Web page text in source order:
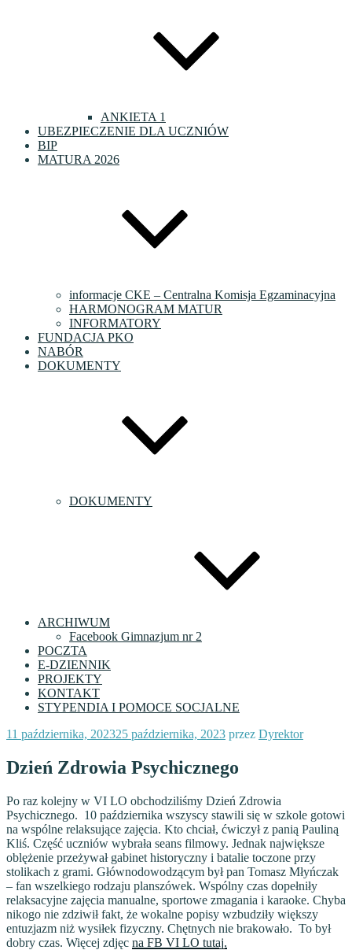
ANKIETA 1
UBEZPIECZENIE DLA UCZNIÓW
BIP
MATURA 2026
informacje CKE – Centralna Komisja Egzaminacyjna
HARMONOGRAM MATUR
INFORMATORY
FUNDACJA PKO
NABÓR
DOKUMENTY
DOKUMENTY
ARCHIWUM
Facebook Gimnazjum nr 2
POCZTA
E-DZIENNIK
PROJEKTY
KONTAKT
STYPENDIA I POMOCE SOCJALNE
Opublikowane
11 października, 202325 października, 2023 przez Dyrektor
Dzień Zdrowia Psychicznego
Po raz kolejny w VI LO obchodziliśmy Dzień Zdrowia
Psychicznego. 10 października wszyscy stawili się w szkole gotowi
na wspólne relaksujące zajęcia. Kto chciał, ćwiczył z panią Pauliną
Kliś. Część uczniów wybrała seans filmowy. Jednak największe
oblężenie przeżywał gabinet historyczny i batalie toczone przy
stolikach z grami. Głównodowodzącym był pan Tomasz Młyńczak
– fan wszelkiego rodzaju planszówek. Wspólny czas dopełniły
relaksacyjne zajęcia manualne, sportowe zmagania i karaoke. Chyba
nikogo nie zdziwił fakt, że wokalne popisy wzbudziły większy
entuzjazm niż wysiłek fizyczny. Chętnych nie brakowało. To był
dobry czas. Więcej zdjęc na FB VI LO tutaj.